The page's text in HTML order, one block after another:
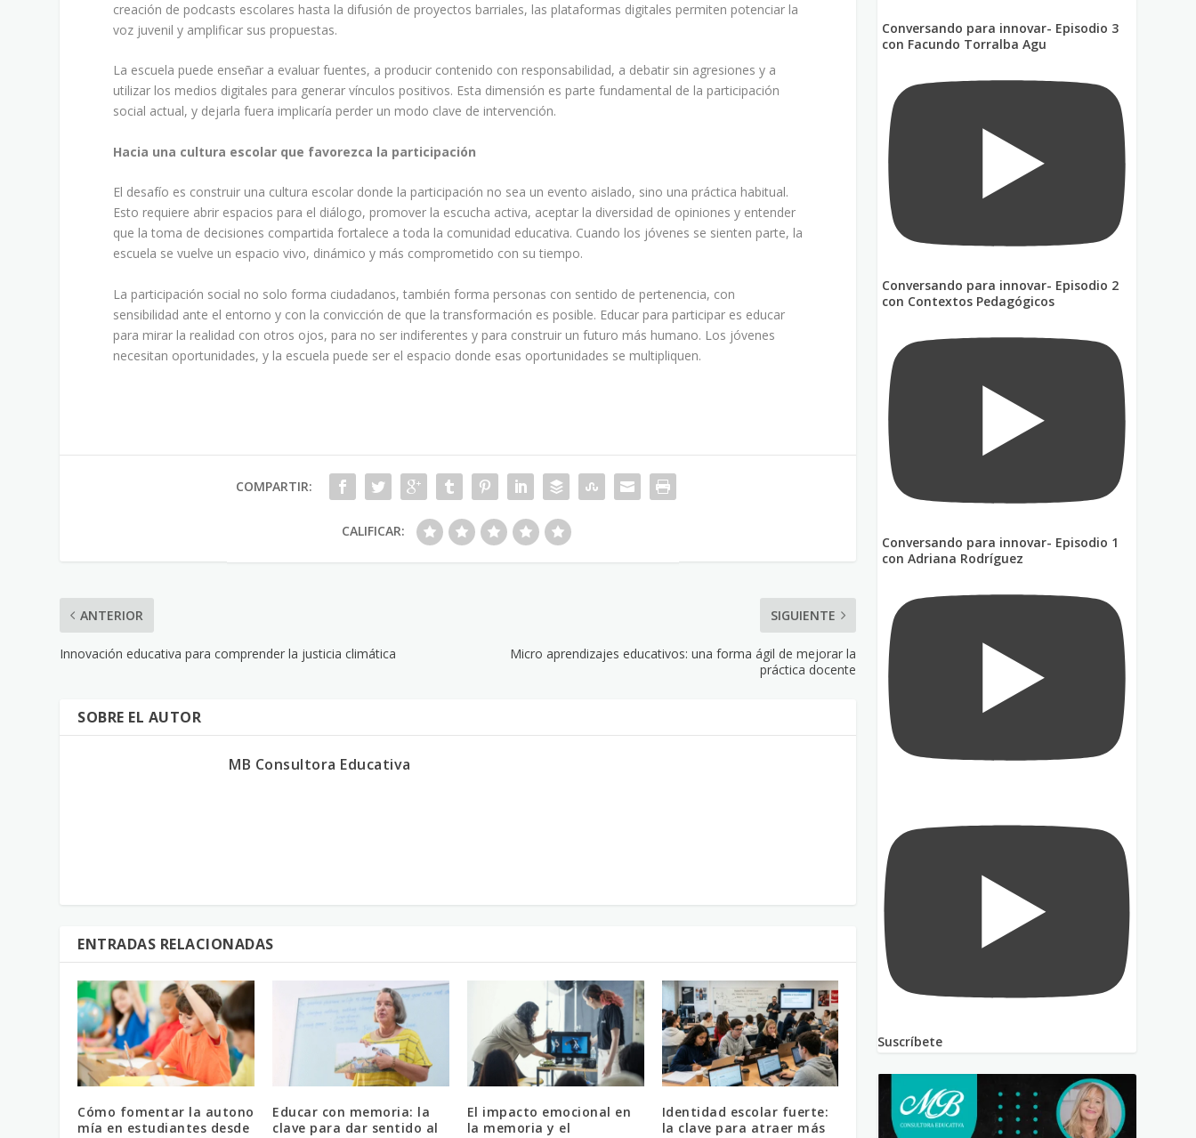
creación de podcasts escolares hasta la difusión de proyectos barriales, las plataformas digitales permiten potenciar la
voz juvenil y amplificar sus propuestas.
La escuela puede enseñar a evaluar fuentes, a producir contenido con responsabilidad, a debatir sin agresiones y a
utilizar los medios digitales para generar vínculos positivos. Esta dimensión es parte fundamental de la participación
social actual, y dejarla fuera implicaría perder un modo clave de intervención.
Hacia una cultura escolar que favorezca la participación
El desafío es construir una cultura escolar donde la participación no sea un evento aislado, sino una práctica habitual.
Esto requiere abrir espacios para el diálogo, promover la escucha activa, aceptar la diversidad de opiniones y entender
que la toma de decisiones compartida fortalece a toda la comunidad educativa. Cuando los jóvenes se sienten parte, la
escuela se vuelve un espacio vivo, dinámico y más comprometido con su tiempo.
La participación social no solo forma ciudadanos, también forma personas con sentido de pertenencia, con
sensibilidad ante el entorno y con la convicción de que la transformación es posible. Educar para participar es educar
para mirar la realidad con otros ojos, para no ser indiferentes y para construir un futuro más humano. Los jóvenes
necesitan oportunidades, y la escuela puede ser el espacio donde esas oportunidades se multipliquen.
COMPARTIR:
CALIFICAR:
ANTERIOR
Innovación educativa para comprender la justicia climática
SIGUIENTE
Micro aprendizajes educativos: una forma ágil de mejorar la
práctica docente
SOBRE EL AUTOR
MB Consultora Educativa
ENTRADAS RELACIONADAS
Cómo fomentar la autono
mía en estudiantes desde
Educar con memoria: la
clave para dar sentido al
El impacto emocional en
la memoria y el
Identidad escolar fuerte:
la clave para atraer más
Conversando para innovar- Episodio 3
con Facundo Torralba Agu
Conversando para innovar- Episodio 2
con Contextos Pedagógicos
Conversando para innovar- Episodio 1
con Adriana Rodríguez
Suscríbete